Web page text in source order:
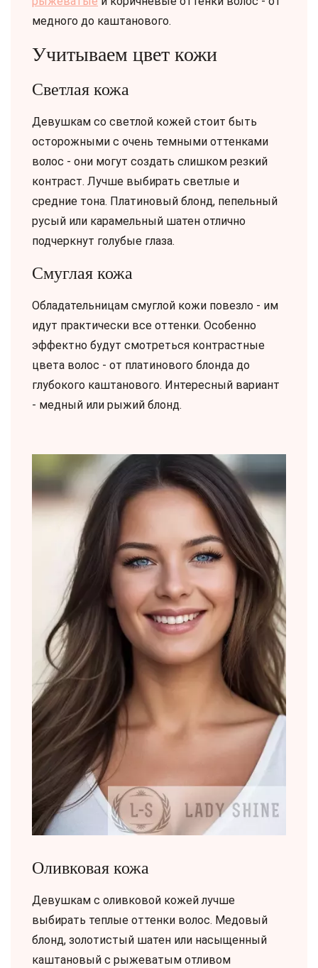
медного до каштанового.
Учитываем цвет кожи
Светлая кожа
Девушкам со светлой кожей стоит быть
осторожными с очень темными оттенками
волос - они могут создать слишком резкий
контраст. Лучше выбирать светлые и
средние тона. Платиновый блонд, пепельный
русый или карамельный шатен отлично
подчеркнут голубые глаза.
Смуглая кожа
Обладательницам смуглой кожи повезло - им
идут практически все оттенки. Особенно
эффектно будут смотреться контрастные
цвета волос - от платинового блонда до
глубокого каштанового. Интересный вариант
- медный или рыжий блонд.
Оливковая кожа
Девушкам с оливковой кожей лучше
выбирать теплые оттенки волос. Медовый
блонд, золотистый шатен или насыщенный
каштановый с рыжеватым отливом